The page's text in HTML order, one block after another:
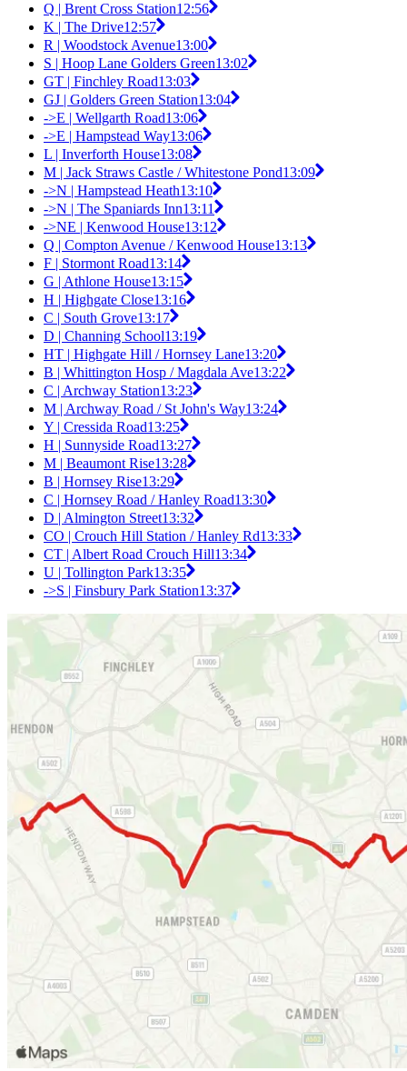
Q | Brent Cross Station12:56
K | The Drive12:57
R | Woodstock Avenue13:00
S | Hoop Lane Golders Green13:02
GT | Finchley Road13:03
GJ | Golders Green Station13:04
->E | Wellgarth Road13:06
->E | Hampstead Way13:06
L | Inverforth House13:08
M | Jack Straws Castle / Whitestone Pond13:09
->N | Hampstead Heath13:10
->N | The Spaniards Inn13:11
->NE | Kenwood House13:12
Q | Compton Avenue / Kenwood House13:13
F | Stormont Road13:14
G | Athlone House13:15
H | Highgate Close13:16
C | South Grove13:17
D | Channing School13:19
HT | Highgate Hill / Hornsey Lane13:20
B | Whittington Hosp / Magdala Ave13:22
C | Archway Station13:23
M | Archway Road / St John's Way13:24
Y | Cressida Road13:25
H | Sunnyside Road13:27
M | Beaumont Rise13:28
B | Hornsey Rise13:29
C | Hornsey Road / Hanley Road13:30
D | Almington Street13:32
CO | Crouch Hill Station / Hanley Rd13:33
CT | Albert Road Crouch Hill13:34
U | Tollington Park13:35
->S | Finsbury Park Station13:37